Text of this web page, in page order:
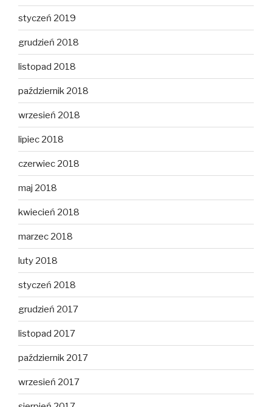
styczeń 2019
grudzień 2018
listopad 2018
październik 2018
wrzesień 2018
lipiec 2018
czerwiec 2018
maj 2018
kwiecień 2018
marzec 2018
luty 2018
styczeń 2018
grudzień 2017
listopad 2017
październik 2017
wrzesień 2017